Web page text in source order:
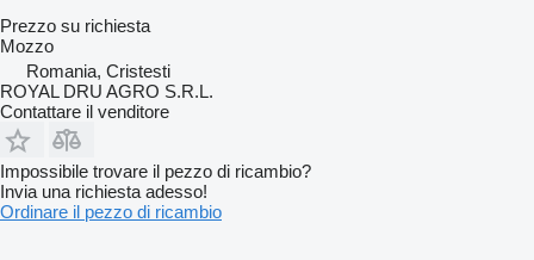
Prezzo su richiesta
Mozzo
Romania, Cristesti
ROYAL DRU AGRO S.R.L.
Contattare il venditore
Impossibile trovare il pezzo di ricambio?
Invia una richiesta adesso!
Ordinare il pezzo di ricambio